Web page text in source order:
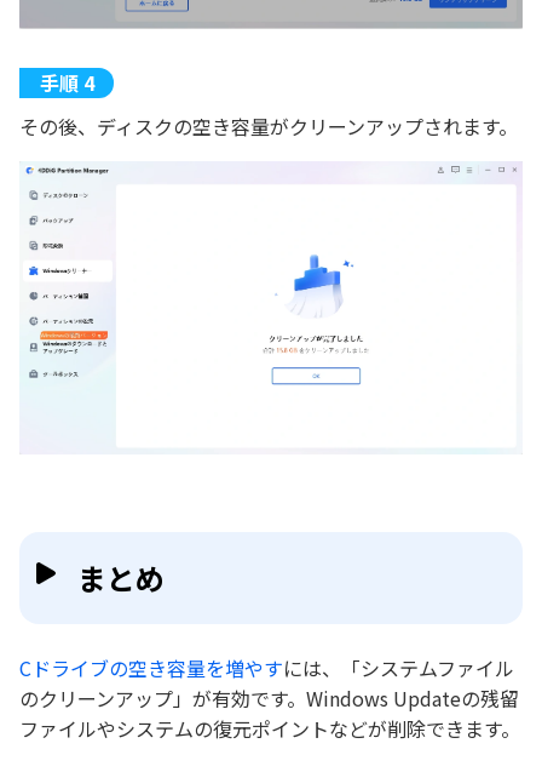
その後、ディスクの空き容量がクリーンアップされます。
まとめ
Cドライブの空き容量を増やすには、「システムファイル
のクリーンアップ」が有効です。Windows Updateの残留
ファイルやシステムの復元ポイントなどが削除できます。